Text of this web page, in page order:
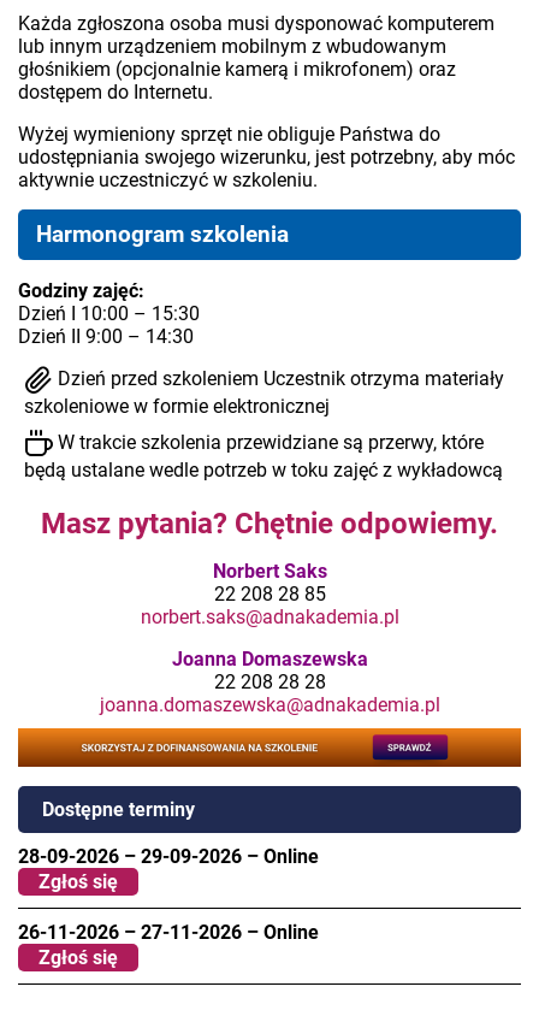
Każda zgłoszona osoba musi dysponować komputerem
lub innym urządzeniem mobilnym z wbudowanym
głośnikiem (opcjonalnie kamerą i mikrofonem) oraz
dostępem do Internetu.
Wyżej wymieniony sprzęt nie obliguje Państwa do
udostępniania swojego wizerunku, jest potrzebny, aby móc
aktywnie uczestniczyć w szkoleniu.
Harmonogram szkolenia
Godziny zajęć:
Dzień I 10:00 – 15:30
Dzień II 9:00 – 14:30
Dzień przed szkoleniem Uczestnik otrzyma materiały
szkoleniowe w formie elektronicznej
W trakcie szkolenia przewidziane są przerwy, które
będą ustalane wedle potrzeb w toku zajęć z wykładowcą
Masz pytania? Chętnie odpowiemy.
Norbert Saks
22 208 28 85
norbert.saks@adnakademia.pl
Joanna Domaszewska
22 208 28 28
joanna.domaszewska@adnakademia.pl
Dostępne terminy
28-09-2026 – 29-09-2026 – Online
Zgłoś się
26-11-2026 – 27-11-2026 – Online
Zgłoś się